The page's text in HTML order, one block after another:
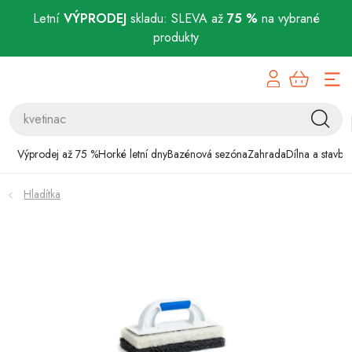
Letní VÝPRODEJskladu: SLEVA až 75 % na vybrané
produkty
Výprodej až 75 %Horké letní dnyBazénová sezónaZahradaDílna a stavba
Bazénová sezóna
Zahrada
Chovatelské potřeby
Hladítka